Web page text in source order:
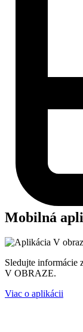
Mobilná
Sledujte informácie
V OBRAZE.
Viac o aplikácii